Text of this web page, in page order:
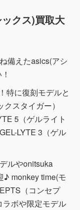
クス)買取大
備えたasics(アシ
特に復刻モデルと
スタイガー）
5（ゲルライト
LYTE 3（ゲル
ルやonitsuka
♪ monkey time(モ
（コンセプ
ボや限定モデル